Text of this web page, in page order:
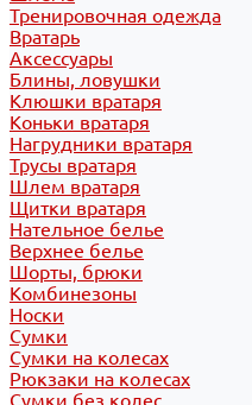
Тренировочная одежда
Вратарь
Аксессуары
Блины, ловушки
Клюшки вратаря
Коньки вратаря
Нагрудники вратаря
Трусы вратаря
Шлем вратаря
Щитки вратаря
Нательное белье
Верхнее белье
Шорты, брюки
Комбинезоны
Носки
Сумки
Сумки на колесах
Рюкзаки на колесах
Сумки без колес